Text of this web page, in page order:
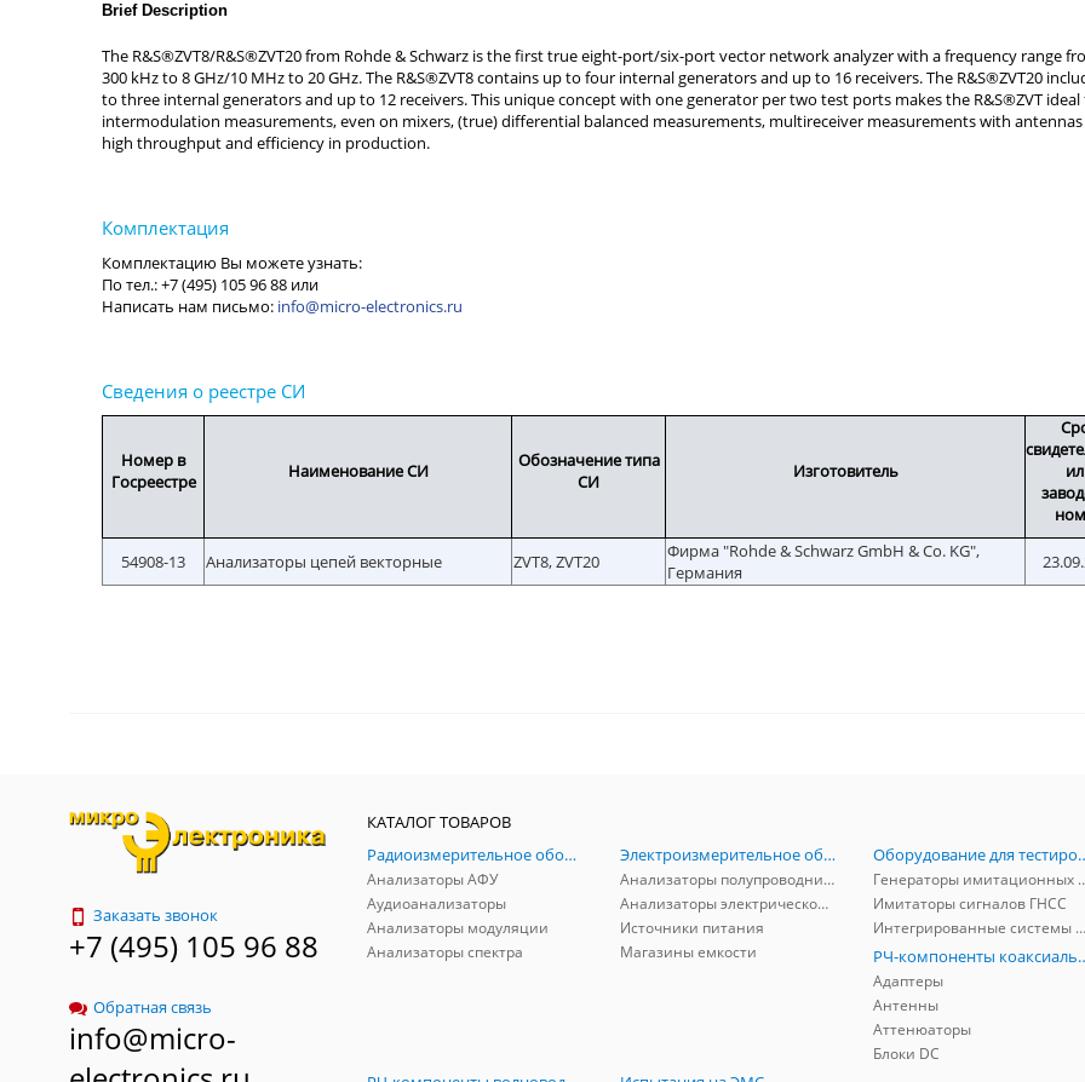
Brief Description
Rohde & Schwarz
info@micro-electronics.ru
Номер в
Госреестре
Наименование СИ
Обозначение типа
СИ
Изготовитель
54908-13 Анализаторы цепей векторные ZVT8, ZVT20
Фирма "Rohde & Schwarz GmbH & Co. KG",
Германия
Заказать звонок
+7 (495) 105 96 88
Обратная связь
info@micro-
КАТАЛОГ ТОВАРОВ
Радиоизмерительное оборудование
Анализаторы АФУ
Аудиоанализаторы
Анализаторы модуляции
Анализаторы спектра
Электроизмерительное оборудование
Анализаторы полупроводников
Анализаторы электрической мощности
Источники питания
Магазины емкости
Оборудование
Генераторы
Имитаторы сигналов ГНСС
Интегрированные системы защиты от ГНСС-помех
РЧ-
Адаптеры
Антенны
Аттенюаторы
Блоки DC